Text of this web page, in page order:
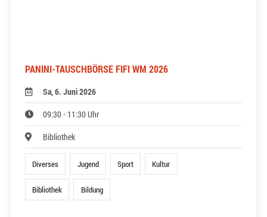
PANINI-TAUSCHBÖRSE FIFI WM 2026
Sa, 6. Juni 2026
09:30 - 11:30 Uhr
Bibliothek
Diverses Jugend Sport Kultur
Bibliothek Bildung